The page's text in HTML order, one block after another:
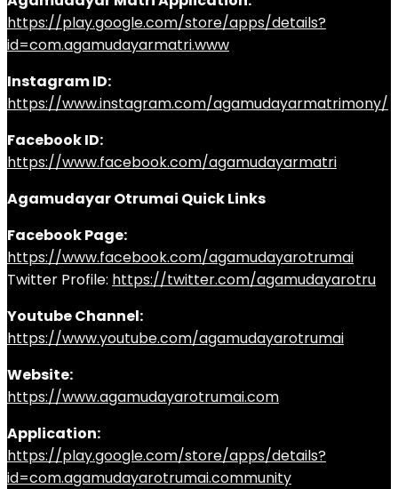
https://play.google.com/store/apps/details?
id=com.agamudayarmatri.www
Instagram ID:
https://www.instagram.com/agamudayarmatrimony/
Facebook ID:
https://www.facebook.com/agamudayarmatri
Agamudayar Otrumai Quick Links
Facebook Page:
https://www.facebook.com/agamudayarotrumai
Twitter Profile: https://twitter.com/agamudayarotru
Youtube Channel:
https://www.youtube.com/agamudayarotrumai
Website:
https://www.agamudayarotrumai.com
Application:
https://play.google.com/store/apps/details?
id=com.agamudayarotrumai.community